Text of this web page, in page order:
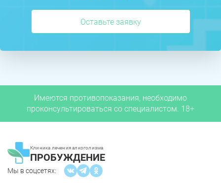
Оставьте заявку
Имеются противопоказания, необходимо
проконсультироваться со специалистом. 18+
Клиника лечения алкоголизма
ПРОБУЖДЕНИЕ
Мы в соцсетях: